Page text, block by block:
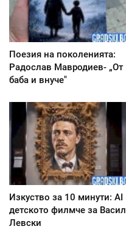
Поезия на поколенията:
Радослав Мавродиев- „От
баба и внуче"
Изкуство за 10 минути: AI
детското филмче за Васил
Левски